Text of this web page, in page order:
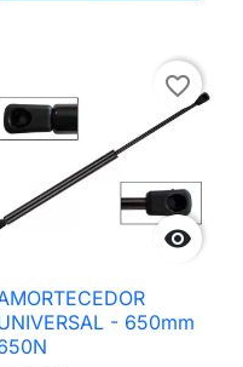

favorite_border
- 650mm